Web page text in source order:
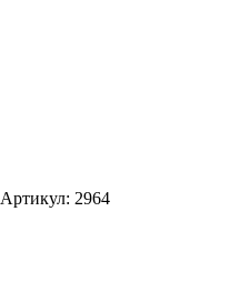
Артикул: 2964